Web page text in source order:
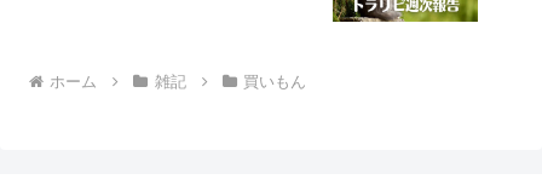
ホーム 雑記 買いもん